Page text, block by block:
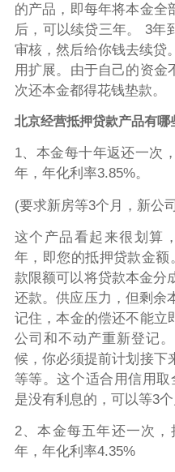
的产品，即每年将本金全
后，可以续贷三年。 3年
审核，然后给你钱去续贷
用扩展。由于自己的资金
次还本金都得花钱垫款。
北京经营抵押贷款产品有哪
1、本金每十年返还一次
年，年化利率3.85%。
(要求新房等3个月，新公
这个产品看起来很划算
年，即您的抵押贷款金
款限额可以将贷款本金分
还款。供应压力，但剩余
记住，本金的偿还不能立
公司和不动产重新登记
候，你必须提前计划接下
等等。这个适合用信用
是没有利息的，可以等3个
2、本金每五年还一次
年，年化利率4.35%